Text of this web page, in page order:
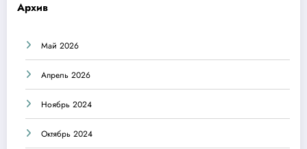
Архив
Май 2026
Апрель 2026
Ноябрь 2024
Октябрь 2024